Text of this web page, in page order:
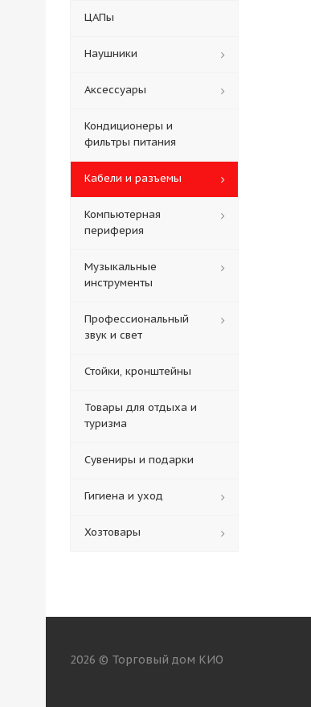
ЦАПы
Наушники
Аксессуары
Кондиционеры и
фильтры питания
Кабели и разъемы
Компьютерная
периферия
Музыкальные
инструменты
Профессиональный
звук и свет
Стойки, кронштейны
Товары для отдыха и
туризма
Сувениры и подарки
Гигиена и уход
Хозтовары
2026 © Торговый дом КИО